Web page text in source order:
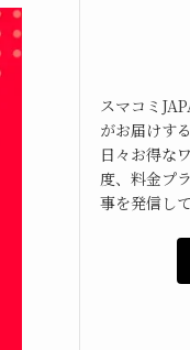
スマコミ
がお届けす
日々お得な
度、料金プ
事を発信し